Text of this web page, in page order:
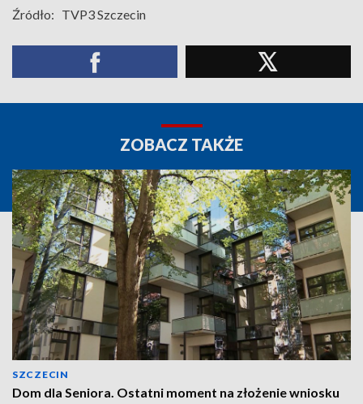
Źródło: TVP3 Szczecin
ZOBACZ TAKŻE
SZCZECIN
Dom dla Seniora. Ostatni moment na złożenie wniosku